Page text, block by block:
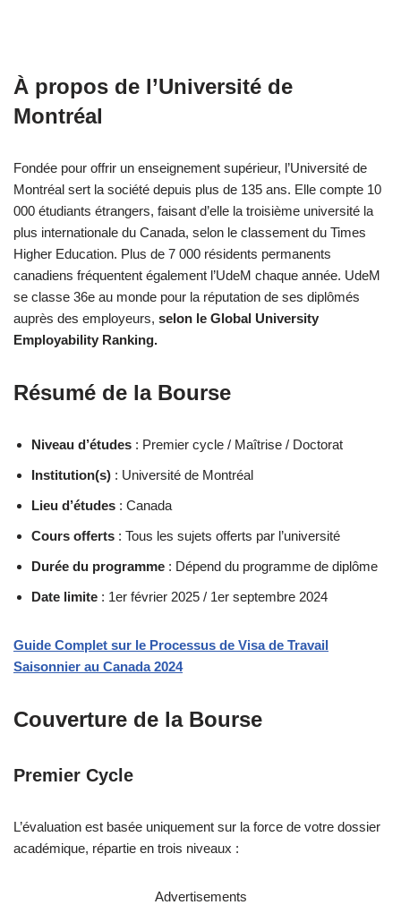
À propos de l’Université de
Montréal
Fondée pour offrir un enseignement supérieur, l’Université de
Montréal sert la société depuis plus de 135 ans. Elle compte 10
000 étudiants étrangers, faisant d’elle la troisième université la
plus internationale du Canada, selon le classement du Times
Higher Education. Plus de 7 000 résidents permanents
canadiens fréquentent également l’UdeM chaque année. UdeM
se classe 36e au monde pour la réputation de ses diplômés
auprès des employeurs, selon le Global University
Employability Ranking.
Résumé de la Bourse
Niveau d’études : Premier cycle / Maîtrise / Doctorat
Institution(s) : Université de Montréal
Lieu d’études : Canada
Cours offerts : Tous les sujets offerts par l’université
Durée du programme : Dépend du programme de diplôme
Date limite : 1er février 2025 / 1er septembre 2024
Guide Complet sur le Processus de Visa de Travail
Saisonnier au Canada 2024
Couverture de la Bourse
Premier Cycle
L’évaluation est basée uniquement sur la force de votre dossier
académique, répartie en trois niveaux :
Advertisements